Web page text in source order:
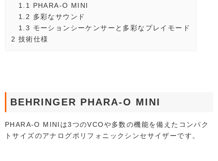
1.1 PHARA-O MINI
1.2 多彩なサウンド
1.3 モーションシーケンサーと多彩なプレイモード
2 技術仕様
BEHRINGER PHARA-O MINI
PHARA-O MINIは3つのVCOや多数の機能を備えたコンパク
トサイズのアナログポリフォニックシンセサイザーです。